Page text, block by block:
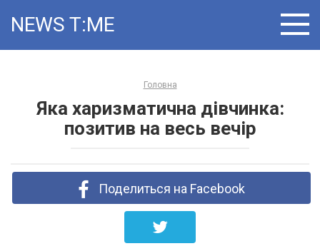
NEWS T:ME
Головна
Яка харизматична дівчинка:
позитив на весь вечір
Поделиться на Facebook